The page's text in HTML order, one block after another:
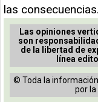
las consecuencias.
Las opiniones
son
de la libertad de
línea
© Toda la
por la